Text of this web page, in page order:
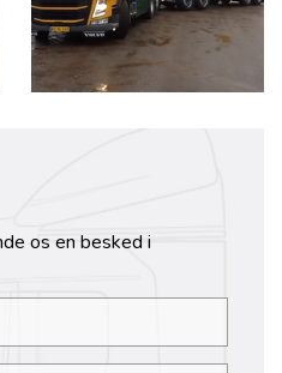
os en besked i